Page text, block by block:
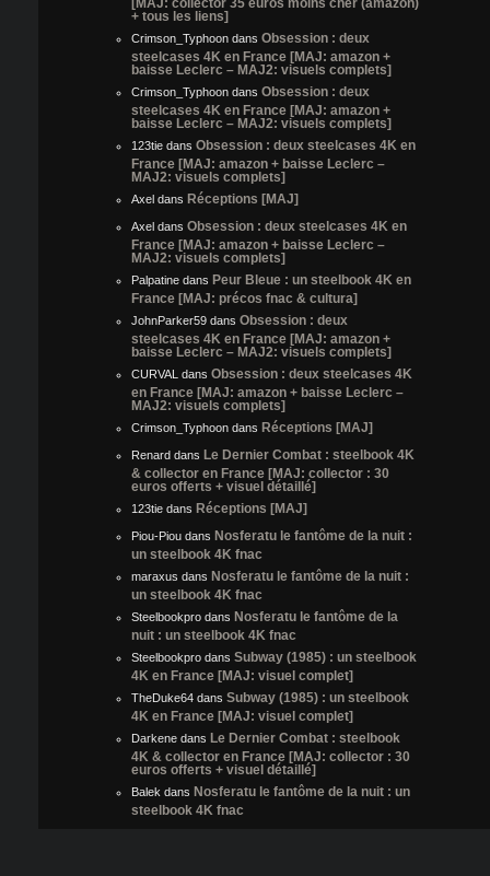
+ tous les liens]
Crimson_Typhoon dans Obsession : deux
steelcases 4K en France [MAJ: amazon +
baisse Leclerc – MAJ2: visuels complets]
Crimson_Typhoon dans Obsession : deux
steelcases 4K en France [MAJ: amazon +
baisse Leclerc – MAJ2: visuels complets]
123tie dans Obsession : deux steelcases 4K en
France [MAJ: amazon + baisse Leclerc –
MAJ2: visuels complets]
Axel dans Réceptions [MAJ]
Axel dans Obsession : deux steelcases 4K en
France [MAJ: amazon + baisse Leclerc –
MAJ2: visuels complets]
Palpatine dans Peur Bleue : un steelbook 4K en
France [MAJ: précos fnac & cultura]
JohnParker59 dans Obsession : deux
steelcases 4K en France [MAJ: amazon +
baisse Leclerc – MAJ2: visuels complets]
CURVAL dans Obsession : deux steelcases 4K
en France [MAJ: amazon + baisse Leclerc –
MAJ2: visuels complets]
Crimson_Typhoon dans Réceptions [MAJ]
Renard dans Le Dernier Combat : steelbook 4K
& collector en France [MAJ: collector : 30
euros offerts + visuel détaillé]
123tie dans Réceptions [MAJ]
Piou-Piou dans Nosferatu le fantôme de la nuit :
un steelbook 4K fnac
maraxus dans Nosferatu le fantôme de la nuit :
un steelbook 4K fnac
Steelbookpro dans Nosferatu le fantôme de la
nuit : un steelbook 4K fnac
Steelbookpro dans Subway (1985) : un steelbook
4K en France [MAJ: visuel complet]
TheDuke64 dans Subway (1985) : un steelbook
4K en France [MAJ: visuel complet]
Darkene dans Le Dernier Combat : steelbook
4K & collector en France [MAJ: collector : 30
euros offerts + visuel détaillé]
Balek dans Nosferatu le fantôme de la nuit : un
steelbook 4K fnac